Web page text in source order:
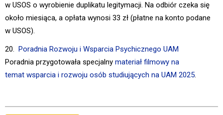
w USOS o wyrobienie duplikatu legitymacji. Na odbiór czeka się
około miesiąca, a opłata wynosi 33 zł (płatne na konto podane
w USOS).
20. Poradnia Rozwoju i Wsparcia Psychicznego UAM
Poradnia przygotowała specjalny materiał filmowy na
temat wsparcia i rozwoju osób studiujących na UAM 2025